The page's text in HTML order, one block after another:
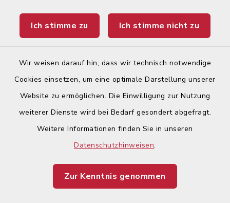
Ich stimme zu Ich stimme nicht zu
Wir weisen darauf hin, dass wir technisch notwendige
Cookies einsetzen, um eine optimale Darstellung unserer
Website zu ermöglichen. Die Einwilligung zur Nutzung
weiterer Dienste wird bei Bedarf gesondert abgefragt.
Weitere Informationen finden Sie in unseren
Datenschutzhinweisen.
Zur Kenntnis genommen
Ticketportal
Barrierefreiheit
Impressum